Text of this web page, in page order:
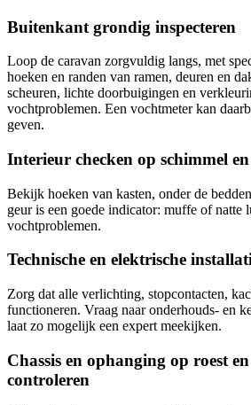
Buitenkant grondig inspecteren
Loop de caravan zorgvuldig langs, met
hoeken en randen van ramen, deuren en
scheuren, lichte doorbuigingen en
vochtproblemen. Een vochtmeter kan
geven.
Interieur checken op schimmel en
Bekijk hoeken van kasten, onder de
geur is een goede indicator: muffe of natte
vochtproblemen.
Technische en elektrische
Zorg dat alle verlichting, stopcontacten,
functioneren. Vraag naar onderhouds- en
laat zo mogelijk een expert meekijken.
Chassis en ophanging op roest
controleren